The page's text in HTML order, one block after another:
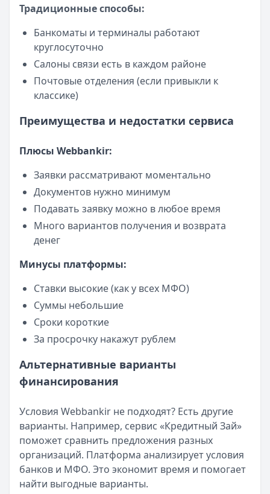
Традиционные способы:
Банкоматы и терминалы работают
круглосуточно
Салоны связи есть в каждом районе
Почтовые отделения (если привыкли к
классике)
Преимущества и недостатки сервиса
Плюсы Webbankir:
Заявки рассматривают моментально
Документов нужно минимум
Подавать заявку можно в любое время
Много вариантов получения и возврата
денег
Минусы платформы:
Ставки высокие (как у всех МФО)
Суммы небольшие
Сроки короткие
За просрочку накажут рублем
Альтернативные варианты
финансирования
Условия Webbankir не подходят? Есть другие
варианты. Например, сервис «Кредитный Зай»
поможет сравнить предложения разных
организаций. Платформа анализирует условия
банков и МФО. Это экономит время и помогает
найти выгодные варианты.